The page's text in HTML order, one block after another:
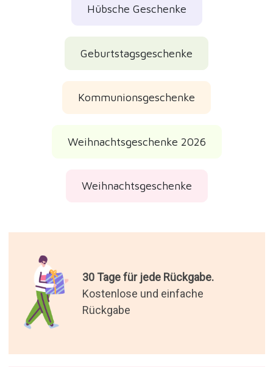
Hübsche Geschenke
Geburtstagsgeschenke
Kommunionsgeschenke
Weihnachtsgeschenke 2026
Weihnachtsgeschenke
30 Tage für jede Rückgabe.
Kostenlose und einfache
Rückgabe